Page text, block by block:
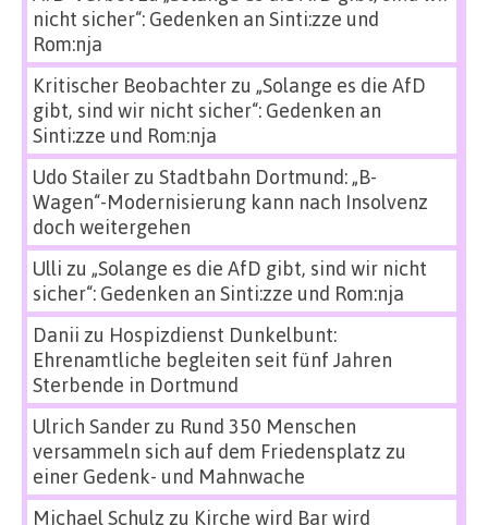
nicht sicher“: Gedenken an Sinti:zze und
Rom:nja
Kritischer Beobachterzu „Solange es die AfD
gibt, sind wir nicht sicher“: Gedenken an
Sinti:zze und Rom:nja
Udo Stailerzu Stadtbahn Dortmund: „B-
Wagen“-Modernisierung kann nach Insolvenz
doch weitergehen
Ulli zu „Solange es die AfD gibt, sind wir nicht
sicher“: Gedenken an Sinti:zze und Rom:nja
Danii zu Hospizdienst Dunkelbunt:
Ehrenamtliche begleiten seit fünf Jahren
Sterbende in Dortmund
Ulrich Sanderzu Rund 350 Menschen
versammeln sich auf dem Friedensplatz zu
einer Gedenk- und Mahnwache
Michael Schulz zu Kirche wird Bar wird